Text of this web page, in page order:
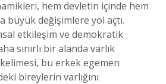
hem devletin içinde hem
büyük değişimlere yol açtı.
etkileşim ve demokratik
sınırlı bir alanda varlık
bu erkek egemen
bireylerin varlığını